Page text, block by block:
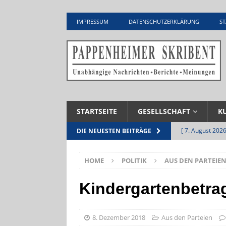
IMPRESSUM DATENSCHUTZERKLÄRUNG
STARTSEITE GESELLSCHAFT
DIE NEUESTEN BEITRÄGE [ 7. August
[ 5. August 2026
UNTERNEHMEN
[ 5. August
Zementwerk
HOME POLITIK AUS DEN PARTEIEN
8. Dezember 2018 Aus den Parteien